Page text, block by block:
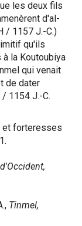
les deux fils
d'al-
/ 1157 J.-C.)
qu'ils
la Koutoubiya
qui venait
de dater
1154 J.-C.
et forteresses
Tinmel,